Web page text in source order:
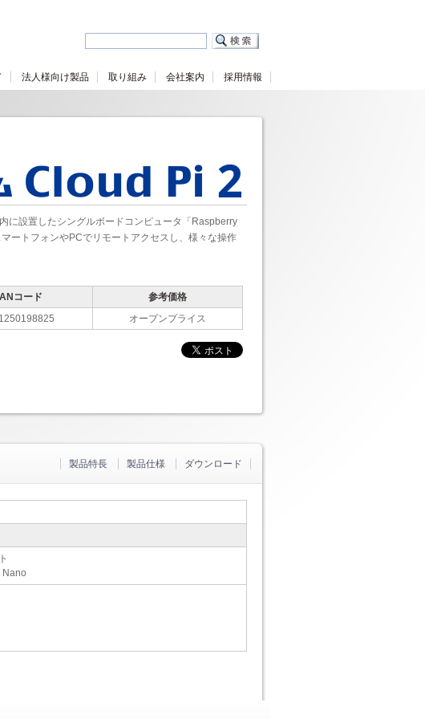
法人様向け製品 取り組み 会社案内 採用情報
に設置したシングルボードコンピュータ「Raspberry
ートフォンやPCでリモートアクセスし、様々な操作
コード
参考価格
オープンプライス
製品特長 製品仕様 ダウンロード
Nano